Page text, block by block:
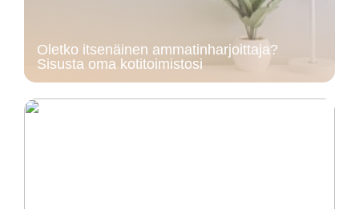
Oletko itsenäinen ammatinharjoittaja?
Sisusta oma kotitoimistosi